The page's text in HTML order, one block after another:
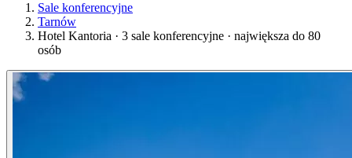
Sale konferencyjne
Tarnów
Hotel Kantoria · 3 sale konferencyjne · największa do 80
osób